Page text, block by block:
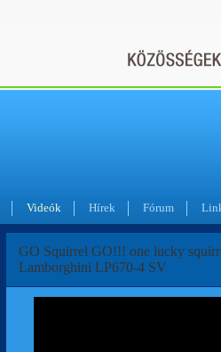
Videók Hírek Fórum
GO Squirrel GO!!! one lucky
Lamborghini LP670-4 SV